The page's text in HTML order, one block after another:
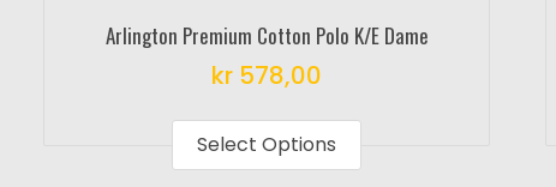
Arlington Premium Cotton Polo K/E Dame
kr 578,00
Select Options